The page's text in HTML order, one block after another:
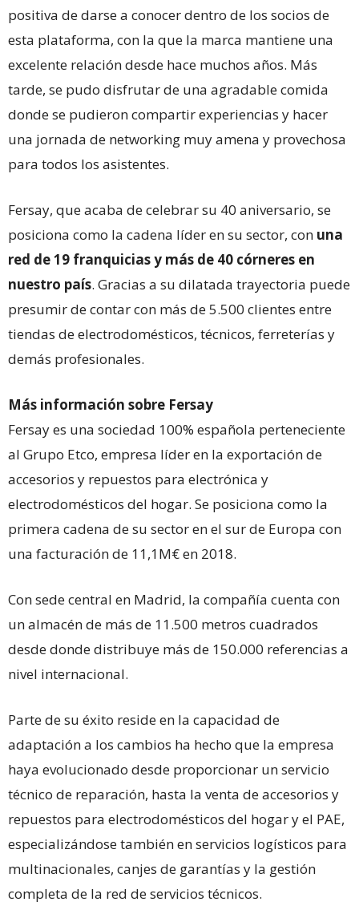
positiva de darse a conocer dentro de los socios de
esta plataforma, con la que la marca mantiene una
excelente relación desde hace muchos años. Más
tarde, se pudo disfrutar de una agradable comida
donde se pudieron compartir experiencias y hacer
una jornada de networking muy amena y provechosa
para todos los asistentes.
Fersay, que acaba de celebrar su 40 aniversario, se
posiciona como la cadena líder en su sector, con una
red de 19 franquicias y más de 40 córneres en
nuestro país. Gracias a su dilatada trayectoria puede
presumir de contar con más de 5.500 clientes entre
tiendas de electrodomésticos, técnicos, ferreterías y
demás profesionales.
Más información sobre Fersay
Fersay es una sociedad 100% española perteneciente
al Grupo Etco, empresa líder en la exportación de
accesorios y repuestos para electrónica y
electrodomésticos del hogar. Se posiciona como la
primera cadena de su sector en el sur de Europa con
una facturación de 11,1M€ en 2018.
Con sede central en Madrid, la compañía cuenta con
un almacén de más de 11.500 metros cuadrados
desde donde distribuye más de 150.000 referencias a
nivel internacional.
Parte de su éxito reside en la capacidad de
adaptación a los cambios ha hecho que la empresa
haya evolucionado desde proporcionar un servicio
técnico de reparación, hasta la venta de accesorios y
repuestos para electrodomésticos del hogar y el PAE,
especializándose también en servicios logísticos para
multinacionales, canjes de garantías y la gestión
completa de la red de servicios técnicos.